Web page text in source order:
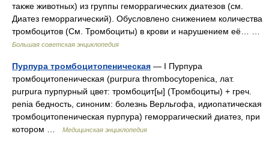
также животных) из группы геморрагических диатезов (см.
Диатез геморрагический). Обусловлено снижением количества
тромбоцитов (См. Тромбоциты) в крови и нарушением её… …
Большая советская энциклопедия
Пурпура тромбоцитопеническая — I Пурпура
тромбоцитопеническая (purpura thrombocytopenica, лат.
purpura пурпурный цвет: тромбоцит[ы] (Тромбоциты) + греч.
penia бедность, синоним: болезнь Верльгофа, идиопатическая
тромбоцитопеническая пурпура) геморрагический диатез, при
котором …
Медицинская энциклопедия